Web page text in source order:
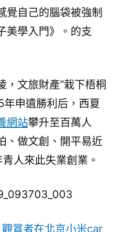
覺自己的腦袋被強制
美學入門》。的支
，文旅財產“栽下梧桐
年申遺勝利后，西夏
網站攀升至百萬人
、做文創、開平易近
人來此失業創業。
賞者在北京小米car